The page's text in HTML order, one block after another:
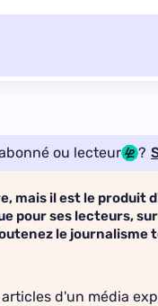
ou lecteur ?
mais il est le produit
pour ses lecteurs,
le journalisme
d'un média